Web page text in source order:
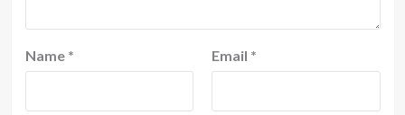
Name * Email *